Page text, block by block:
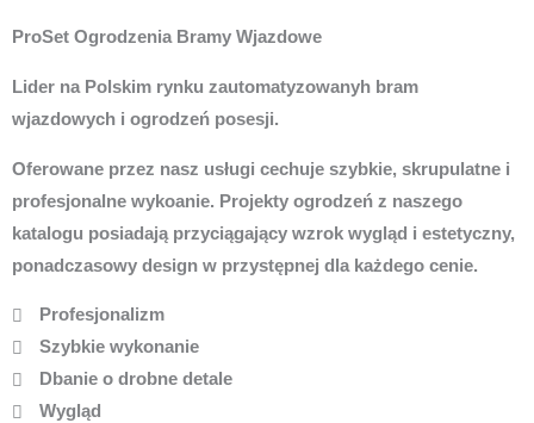
ProSet Ogrodzenia Bramy Wjazdowe
Lider na Polskim rynku zautomatyzowanyh bram
wjazdowych i ogrodzeń posesji.
Oferowane przez nasz usługi cechuje szybkie, skrupulatne i
profesjonalne wykoanie. Projekty ogrodzeń z naszego
katalogu posiadają przyciągający wzrok wygląd i estetyczny,
ponadczasowy design w przystępnej dla każdego cenie.
Profesjonalizm
Szybkie wykonanie
Dbanie o drobne detale
Wygląd